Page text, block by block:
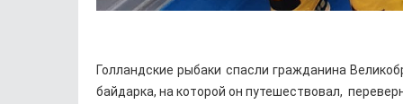
Голландские рыбаки спасли гражданина
байдарка, на которой он путешествовал,